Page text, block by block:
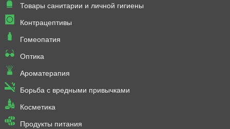
Товары санитарии и личной гигиены
Контрацептивы
Гомеопатия
Оптика
Ароматерапия
Борьба с вредными привычками
Косметика
Продукты питания